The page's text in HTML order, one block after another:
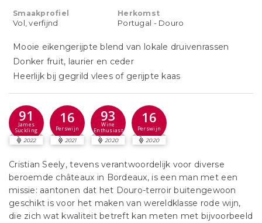
Smaakprofiel
Vol, verfijnd
Herkomst
Portugal - Douro
Mooie eikengerijpte blend van lokale druivenrassen
Donker fruit, laurier en ceder
Heerlijk bij gegrild vlees of gerijpte kaas
91
James
Suckling
2022
16
Perswijn
2021
93
Wine
Enthusiast
2020
16
Perswijn
2020
Cristian Seely, tevens verantwoordelijk voor diverse
beroemde châteaux in Bordeaux, is een man met een
missie: aantonen dat het Douro-terroir buitengewoon
geschikt is voor het maken van wereldklasse rode wijn,
die zich wat kwaliteit betreft kan meten met bijvoorbeeld